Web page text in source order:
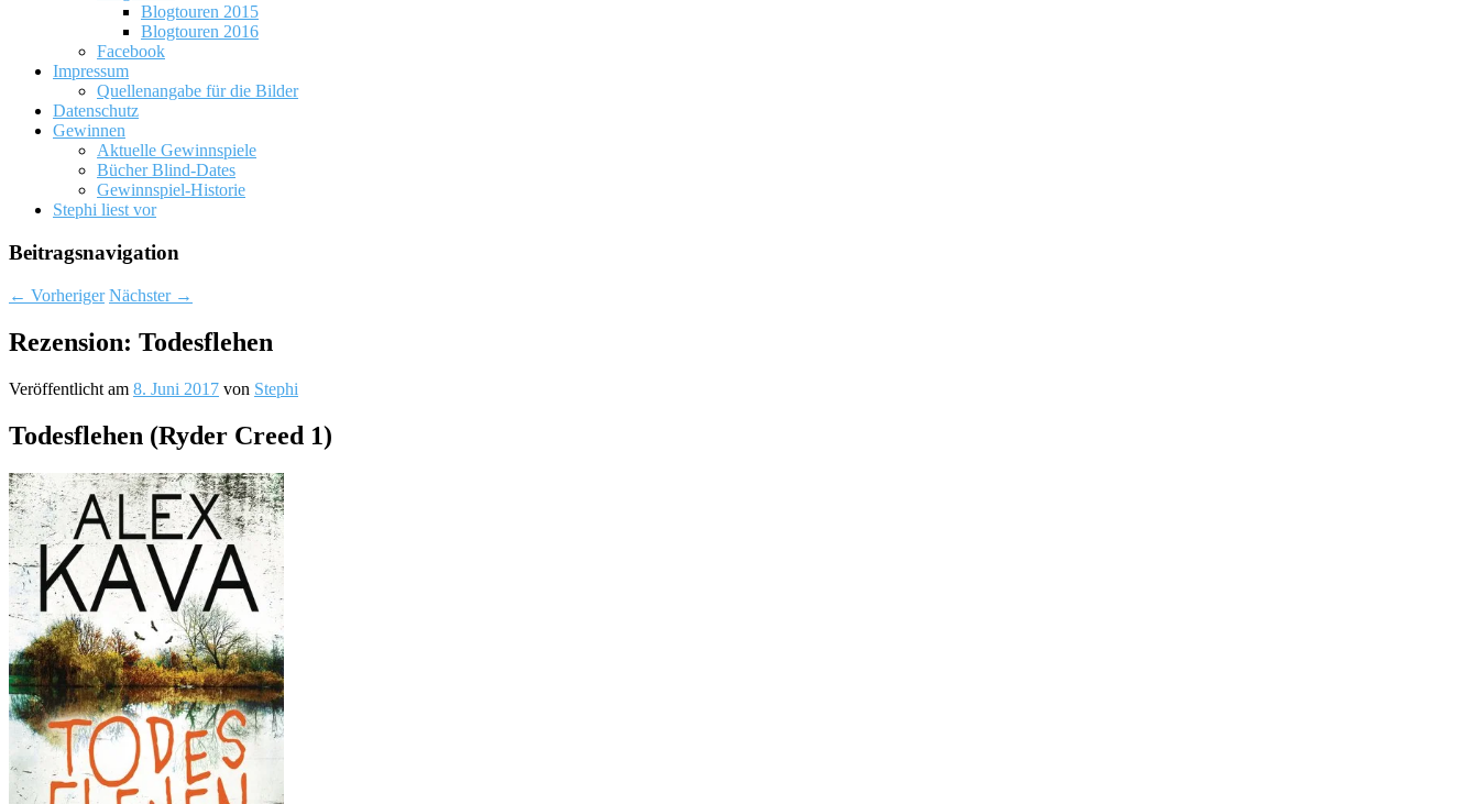
Blogtouren 2015
Blogtouren 2016
Facebook
Impressum
Quellenangabe für die Bilder
Datenschutz
Gewinnen
Aktuelle Gewinnspiele
Bücher Blind-Dates
Gewinnspiel-Historie
Stephi liest vor
Beitragsnavigation
← Vorheriger Nächster →
Rezension: Todesflehen
Veröffentlicht am 8. Juni 2017 von Stephi
Todesflehen (Ryder Creed 1)